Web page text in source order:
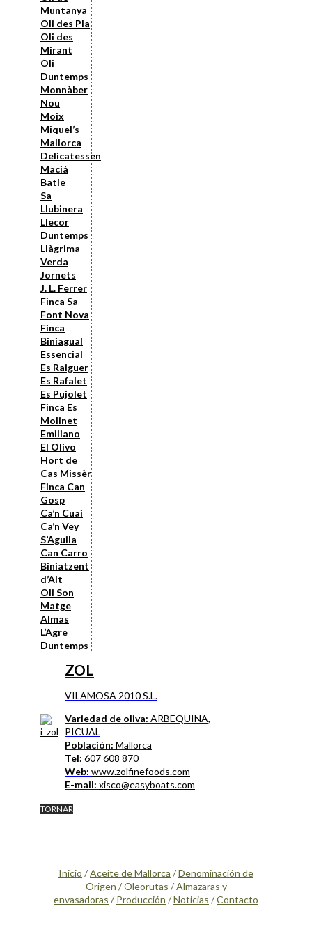
Muntanya
Oli des Pla
Oli des
Mirant
Oli
Duntemps
Monnàber
Nou
Moix
Miquel’s
Mallorca
Delicatessen
Macià
Batle
Sa
Llubinera
Llecor
Duntemps
Llàgrima
Verda
Jornets
J. L. Ferrer
Finca Sa
Font Nova
Finca
Biniagual
Essencial
Es Raiguer
Es Rafalet
Es Pujolet
Finca Es
Molinet
Emiliano
El Olivo
Hort de
Cas Missèr
Finca Can
Gosp
Ca’n Cuai
Ca’n Vey
S’Aguila
Can Carro
Biniatzent
d’Alt
Oli Son
Matge
Almas
L’Agre
Duntemps
ZOL
VILAMOSA 2010 S.L.
Variedad de oliva: ARBEQUINA,
PICUAL
Población: Mallorca
Tel: 607 608 870
Web: www.zolfinefoods.com
E-mail: xisco@easyboats.com
TORNAR
Inicio /Aceite de Mallorca /Denominación de
Origen /Oleorutas /Almazaras y
envasadoras / Producción /Noticias /Contacto